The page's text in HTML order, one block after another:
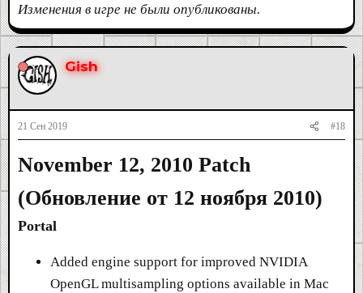
Изменения в игре не были опубликованы.
Gish
21 Сен 2019 #18
November 12, 2010 Patch
(Обновление от 12 ноября 2010)
Portal
Added engine support for improved NVIDIA
OpenGL multisampling options available in Mac